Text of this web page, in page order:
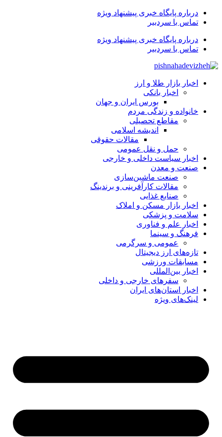
درباره پایگاه خبری پیشنهاد ویژه
تماس با سردبیر
درباره پایگاه خبری پیشنهاد ویژه
تماس با سردبیر
اخبار بازار طلا و ارز
اخبار بانکی
بورس ایران و جهان
خانواده و زندگی مردم
مقاطع تحصیلی
اندیشه اسلامی
مقالات حقوقی
حمل و نقل عمومی
اخبار سیاست داخلی و خارجی
صنعت و معدن
صنعت ماشین‌سازی
مقالات کارآفرینی و برندینگ
صنایع غذایی
اخبار بازار مسکن و املاک
سلامت و پزشکی
اخبار علم و فناوری
فرهنگ و سینما
عمومی و سرگرمی
تازه‌های ارز دیجیتال
مسابقات ورزشی
اخبار بین‌المللی
سفرهای خارجی و داخلی
اخبار استان‌های ایران
لینک‌های ویژه